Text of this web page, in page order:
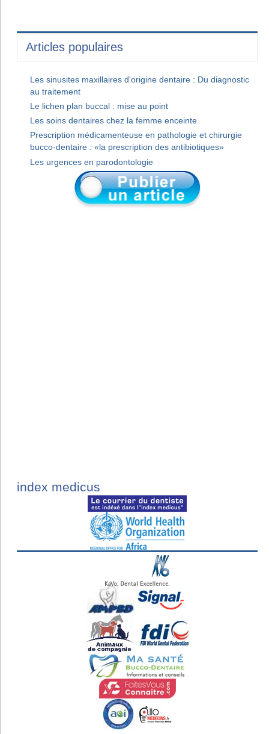
Articles populaires
Les sinusites maxillaires d'origine dentaire : Du diagnostic
au traitement
Le lichen plan buccal : mise au point
Les soins dentaires chez la femme enceinte
Prescription médicamenteuse en pathologie et chirurgie
bucco-dentaire : «la prescription des antibiotiques»
Les urgences en parodontologie
index medicus